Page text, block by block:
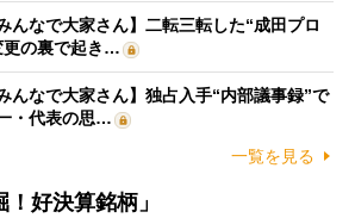
んなで大家さん】二転三転した“成田プロ
更の裏で起き…
んなで大家さん】独占入手“内部議事録”で
・代表の思…
一覧を見る
好決算銘柄」